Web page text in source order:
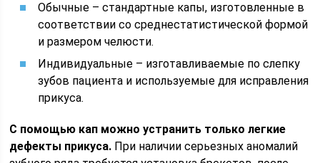
Обычные – стандартные капы, изготовленные в
соответствии со среднестатистической формой
и размером челюсти.
Индивидуальные – изготавливаемые по слепку
зубов пациента и используемые для исправления
прикуса.
С помощью кап можно устранить только легкие
дефекты прикуса. При наличии серьезных аномалий